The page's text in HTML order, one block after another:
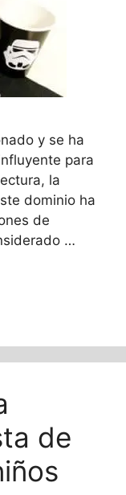
y se ha
para
la
dominio ha
de
…
de